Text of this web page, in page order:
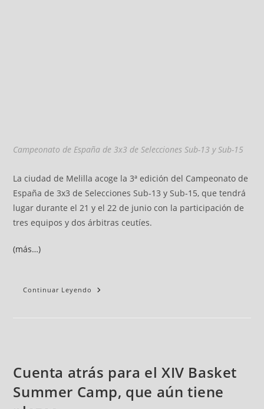
Campeonato de España de 3x3 de Selecciones Sub-13 y Sub-15
La ciudad de Melilla acoge la 3ª edición del Campeonato de
España de 3x3 de Selecciones Sub-13 y Sub-15, que tendrá
lugar durante el 21 y el 22 de junio con la participación de
tres equipos y dos árbitras ceutíes.
(más…)
Continuar Leyendo
Cuenta atrás para el XIV Basket
Summer Camp, que aún tiene